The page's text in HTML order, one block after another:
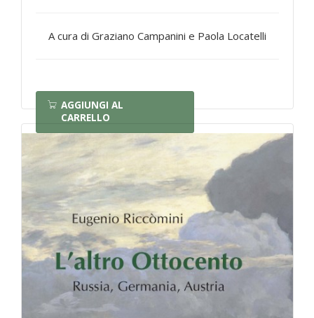
A cura di Graziano Campanini e Paola Locatelli
AGGIUNGI AL
CARRELLO